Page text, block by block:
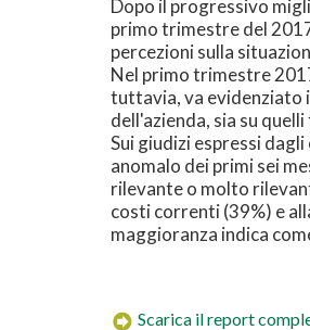
Dopo il progressivo
primo trimestre del
percezioni sulla
Nel primo trimestre
tuttavia, va evidenziato
dell'azienda, sia su
Sui giudizi espressi
anomalo dei primi sei
rilevante o molto
costi correnti (39%) e
maggioranza indica
Scarica il report